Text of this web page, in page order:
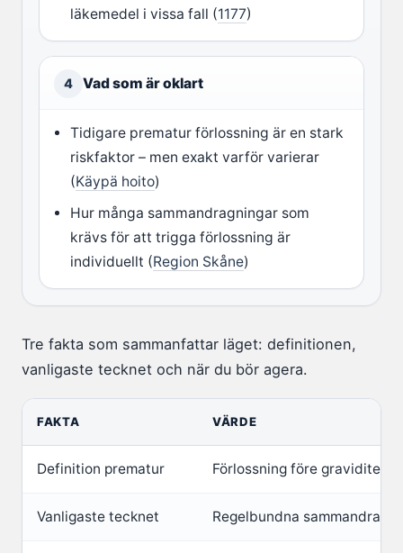
läkemedel i vissa fall (1177)
4 Vad som är oklart
Tidigare prematur förlossning är en stark
riskfaktor – men exakt varför varierar
(Käypä hoito)
Hur många sammandragningar som
krävs för att trigga förlossning är
individuellt (Region Skåne)
Tre fakta som sammanfattar läget: definitionen,
vanligaste tecknet och när du bör agera.
FAKTA VÄRDE
Definition prematur Förlossning före
Vanligaste tecknet Regelbundna